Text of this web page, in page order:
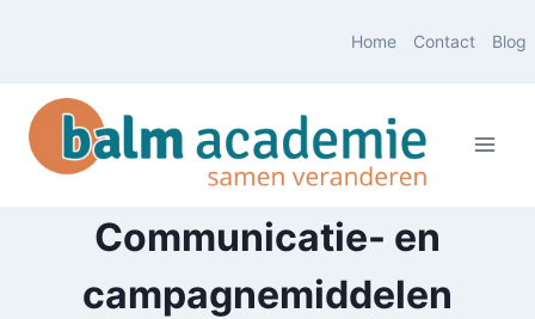
Home Contact Blog
Communicatie- en
campagnemiddelen